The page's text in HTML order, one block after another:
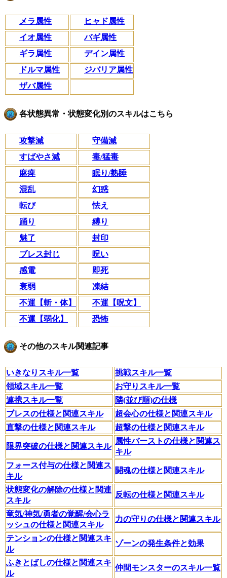
メラ属性
ヒャド属性
イオ属性
バギ属性
ギラ属性
デイン属性
ドルマ属性
ジバリア属性
ザバ属性
各状態異常・状態変化別のスキルはこちら
攻撃減
守備減
すばやさ減
毒/猛毒
麻痺
眠り/熟睡
混乱
幻惑
転び
怯え
踊り
縛り
魅了
封印
ブレス封じ
呪い
感電
即死
衰弱
凍結
不運【斬・体】
不運【呪文】
不運【弱化】
恐怖
その他のスキル関連記事
いきなりスキル一覧
挑戦スキル一覧
領域スキル一覧
お守りスキル一覧
連携スキル一覧
隣(並び順)の仕様
ブレスの仕様と関連スキル
超会心の仕様と関連スキル
直撃の仕様と関連スキル
超撃の仕様と関連スキル
限界突破の仕様と関連スキル
属性バーストの仕様と関連ス
キル
フォース付与の仕様と関連ス
キル
闘魂の仕様と関連スキル
状態変化の解除の仕様と関連
スキル
反転の仕様と関連スキル
竜気/神気/勇者の覚醒/会心ラ
ッシュの仕様と関連スキル
力の守りの仕様と関連スキル
テンションの仕様と関連スキ
ル
ゾーンの発生条件と効果
ふきとばしの仕様と関連スキ
ル
仲間モンスターのスキル一覧